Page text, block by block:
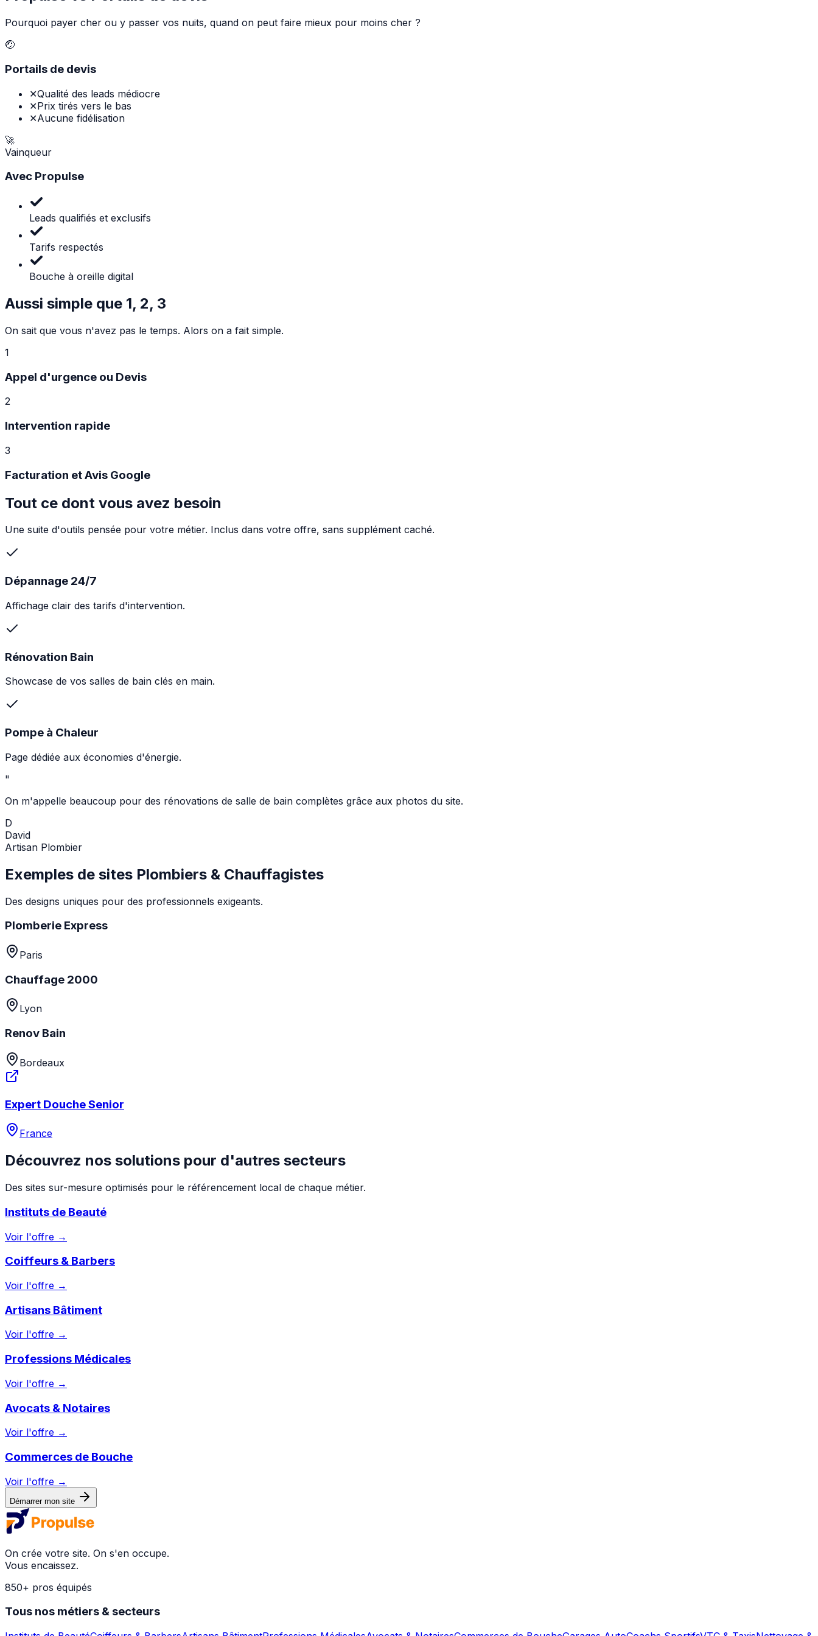
Pourquoi payer cher ou y passer vos nuits, quand on peut faire mieux pour moins cher ?
🤕
Portails de devis
✕Qualité des leads médiocre
✕Prix tirés vers le bas
✕Aucune fidélisation
🚀
Vainqueur
Avec Propulse
Leads qualifiés et exclusifs
Tarifs respectés
Bouche à oreille digital
Aussi simple que 1, 2, 3
On sait que vous n'avez pas le temps. Alors on a fait simple.
1
Appel d'urgence ou Devis
2
Intervention rapide
3
Facturation et Avis Google
Tout ce dont vous avez besoin
Une suite d'outils pensée pour votre métier. Inclus dans votre offre, sans supplément caché.
Dépannage 24/7
Affichage clair des tarifs d'intervention.
Rénovation Bain
Showcase de vos salles de bain clés en main.
Pompe à Chaleur
Page dédiée aux économies d'énergie.
"
On m'appelle beaucoup pour des rénovations de salle de bain complètes grâce aux photos du site.
D
David
Artisan Plombier
Exemples de sites Plombiers & Chauffagistes
Des designs uniques pour des professionnels exigeants.
Plomberie Express
Paris
Chauffage 2000
Lyon
Renov Bain
Bordeaux
Expert Douche Senior
France
Découvrez nos solutions pour d'autres secteurs
Des sites sur-mesure optimisés pour le référencement local de chaque métier.
Instituts de Beauté
Voir l'offre →
Coiffeurs & Barbers
Voir l'offre →
Artisans Bâtiment
Voir l'offre →
Professions Médicales
Voir l'offre →
Avocats & Notaires
Voir l'offre →
Commerces de Bouche
Voir l'offre →
Démarrer mon site
On crée votre site. On s'en occupe.
Vous encaissez.
850+ pros équipés
Tous nos métiers & secteurs